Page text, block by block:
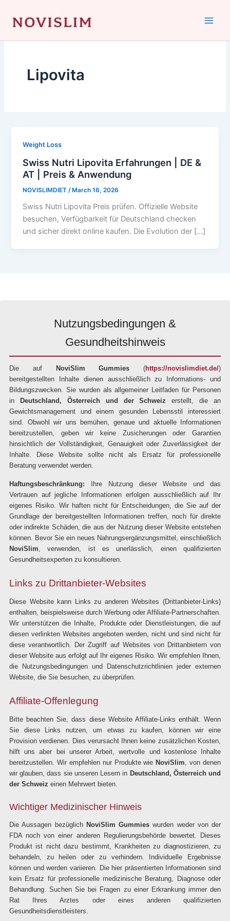
content
Lipovita
Weight Loss
Swiss Nutri Lipovita Erfahrungen | DE &
AT | Preis & Anwendung
NOVISLIMDIET /March 16, 2026
Swiss Nutri Lipovita Preis prüfen. Offizielle Website
besuchen, Verfügbarkeit für Deutschland checken
und sicher direkt online kaufen. Die Evolution der […]
Nutzungsbedingungen &
Gesundheitshinweis
Die auf NoviSlim Gummies (https://novislimdiet.de/)
bereitgestellten Inhalte dienen ausschließlich zu Informations- und
Bildungszwecken. Sie wurden als allgemeiner Leitfaden für Personen
in
Deutschland, Österreich und der Schweiz erstellt, die an
Gewichtsmanagement und einem gesunden Lebensstil interessiert
sind. Obwohl wir uns bemühen, genaue und aktuelle Informationen
bereitzustellen, geben wir keine Zusicherungen oder Garantien
hinsichtlich der Vollständigkeit, Genauigkeit oder Zuverlässigkeit der
Inhalte. Diese Website sollte nicht als Ersatz für professionelle
Beratung verwendet werden.
Haftungsbeschränkung: Ihre Nutzung dieser Website und das
Vertrauen auf jegliche Informationen erfolgen ausschließlich auf Ihr
eigenes Risiko. Wir haften nicht für Entscheidungen, die Sie auf der
Grundlage der bereitgestellten Informationen treffen, noch für direkte
oder indirekte Schäden, die aus der Nutzung dieser Website entstehen
können. Bevor Sie ein neues Nahrungsergänzungsmittel, einschließlich
NoviSlim, verwenden, ist es unerlässlich, einen qualifizierten
Gesundheitsexperten zu konsultieren.
Links zu Drittanbieter-Websites
Diese Website kann Links zu anderen Websites (Drittanbieter-Links)
enthalten, beispielsweise durch Werbung oder Affiliate-Partnerschaften.
Wir unterstützen die Inhalte, Produkte oder Dienstleistungen, die auf
diesen verlinkten Websites angeboten werden, nicht und sind nicht für
diese verantwortlich. Der Zugriff auf Websites von Drittanbietern von
dieser Website aus erfolgt auf Ihr eigenes Risiko. Wir empfehlen Ihnen,
die Nutzungsbedingungen und Datenschutzrichtlinien jeder externen
Website, die Sie besuchen, zu überprüfen.
Affiliate-Offenlegung
Bitte beachten Sie, dass diese Website Affiliate-Links enthält. Wenn
Sie diese Links nutzen, um etwas zu kaufen, können wir eine
Provision verdienen. Dies verursacht Ihnen keine zusätzlichen Kosten,
hilft uns aber bei unserer Arbeit, wertvolle und kostenlose Inhalte
bereitzustellen. Wir empfehlen nur Produkte wie NoviSlim, von denen
wir glauben, dass sie unseren Lesern in Deutschland, Österreich und
der Schweiz einen Mehrwert bieten.
Wichtiger Medizinischer Hinweis
Die Aussagen bezüglich NoviSlim Gummies wurden weder von der
FDA noch von einer anderen Regulierungsbehörde bewertet. Dieses
Produkt ist nicht dazu bestimmt, Krankheiten zu diagnostizieren, zu
behandeln, zu heilen oder zu verhindern. Individuelle Ergebnisse
können und werden variieren. Die hier präsentierten Informationen sind
kein Ersatz für professionelle medizinische Beratung, Diagnose oder
Behandlung. Suchen Sie bei Fragen zu einer Erkrankung immer den
Rat Ihres Arztes oder eines anderen qualifizierten
Gesundheitsdienstleisters.